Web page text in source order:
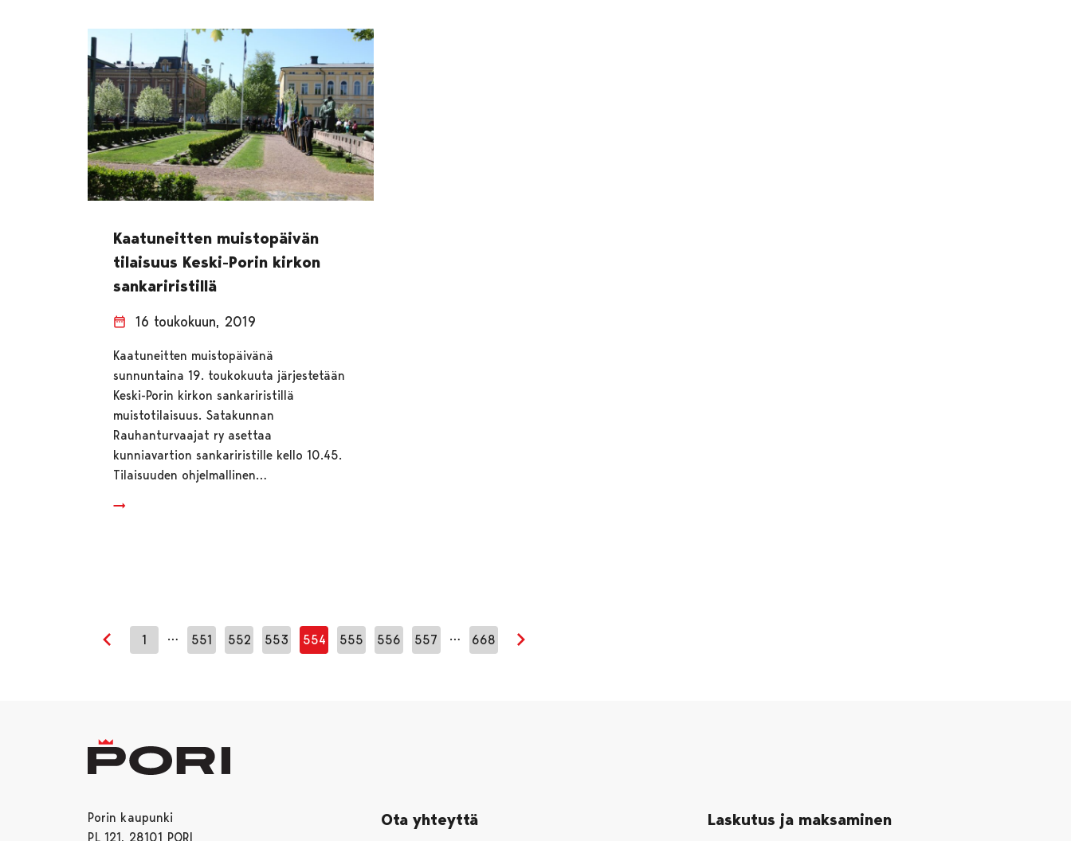
Kaatuneitten muistopäivän
tilaisuus Keski-Porin kirkon
sankariristillä
16 toukokuun, 2019
Kaatuneitten muistopäivänä
sunnuntaina 19. toukokuuta järjestetään
Keski-Porin kirkon sankariristillä
muistotilaisuus. Satakunnan
Rauhanturvaajat ry asettaa
kunniavartion sankariristille kello 10.45.
Tilaisuuden ohjelmallinen…
Edellinen sivu
1 … 551 552 553 554 555 556 557 … 668
Porin kaupunki
PL 121, 28101 PORI
Ota yhteyttä Laskutus ja maksaminen